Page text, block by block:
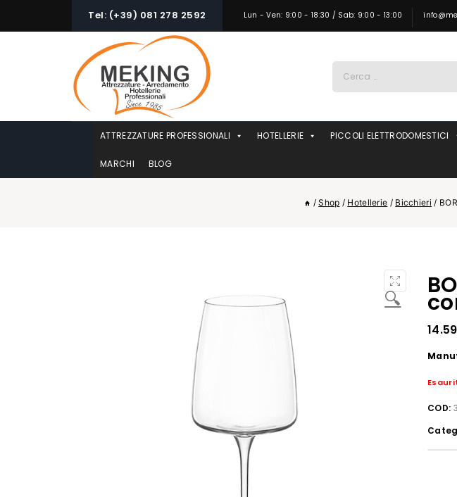
Tel: (+39) 081 278 2592 Lun - Ven: 9:00 - 18:30 / Sab: 9:00 - 13:00
per:
ATTREZZATURE PROFESSIONALI HOTELLERIE PICCOLI ELETTRODOMESTICI
MARCHI BLOG
/ Shop / Hotellerie / Bicchieri /
🔍
14.59
COD: